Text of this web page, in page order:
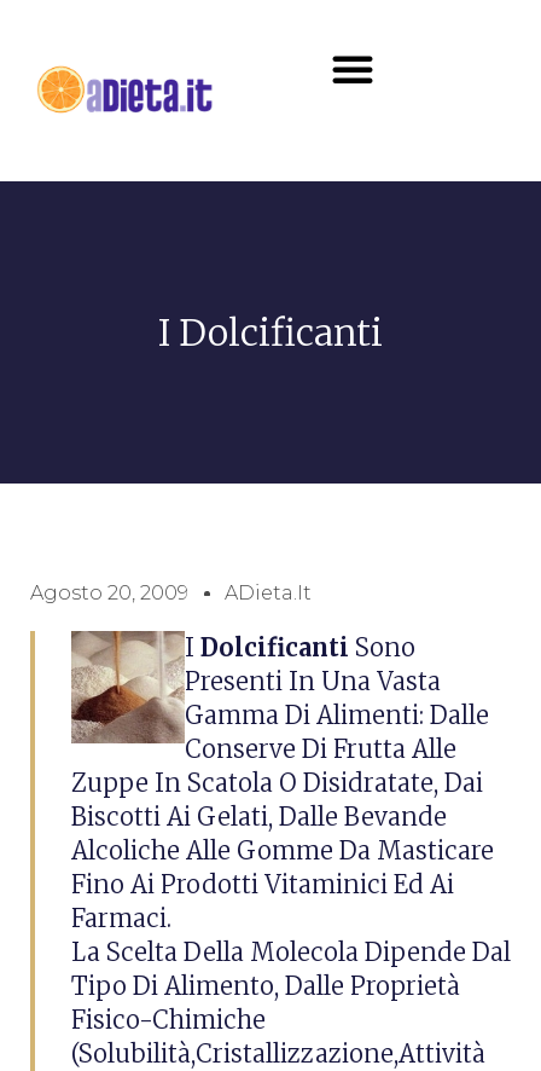
I Dolcificanti
Agosto 20, 2009 ADieta.it
I Dolcificanti Sono
Presenti In Una Vasta
Gamma Di Alimenti: Dalle
Conserve Di Frutta Alle
Zuppe In Scatola O Disidratate, Dai
Biscotti Ai Gelati, Dalle Bevande
Alcoliche Alle Gomme Da Masticare
Fino Ai Prodotti Vitaminici Ed Ai
Farmaci.
La Scelta Della Molecola Dipende Dal
Tipo Di Alimento, Dalle Proprietà
Fisico-Chimiche
(solubilità,cristallizzazione,attività